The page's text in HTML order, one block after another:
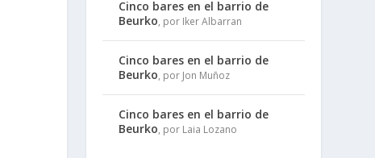
Cinco bares en el barrio de
Beurko, por Iker Albarran
Cinco bares en el barrio de
Beurko, por Jon Muñoz
Cinco bares en el barrio de
Beurko, por Laia Lozano